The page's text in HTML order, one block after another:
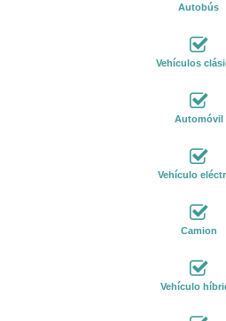
Autobús
Vehículos
Automóvil
Vehículo
Camion
Vehículo